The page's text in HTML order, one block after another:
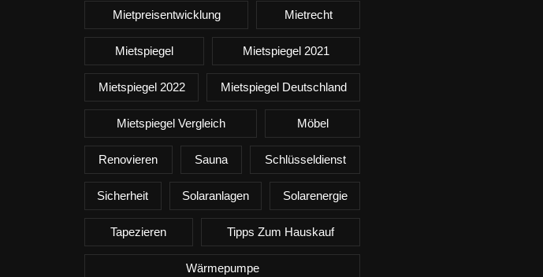
Mietpreisentwicklung Mietrecht
Mietspiegel Mietspiegel 2021
Mietspiegel 2022 Mietspiegel Deutschland
Mietspiegel Vergleich Möbel
Renovieren Sauna Schlüsseldienst
Sicherheit Solaranlagen Solarenergie
Tapezieren Tipps Zum Hauskauf
Wärmepumpe